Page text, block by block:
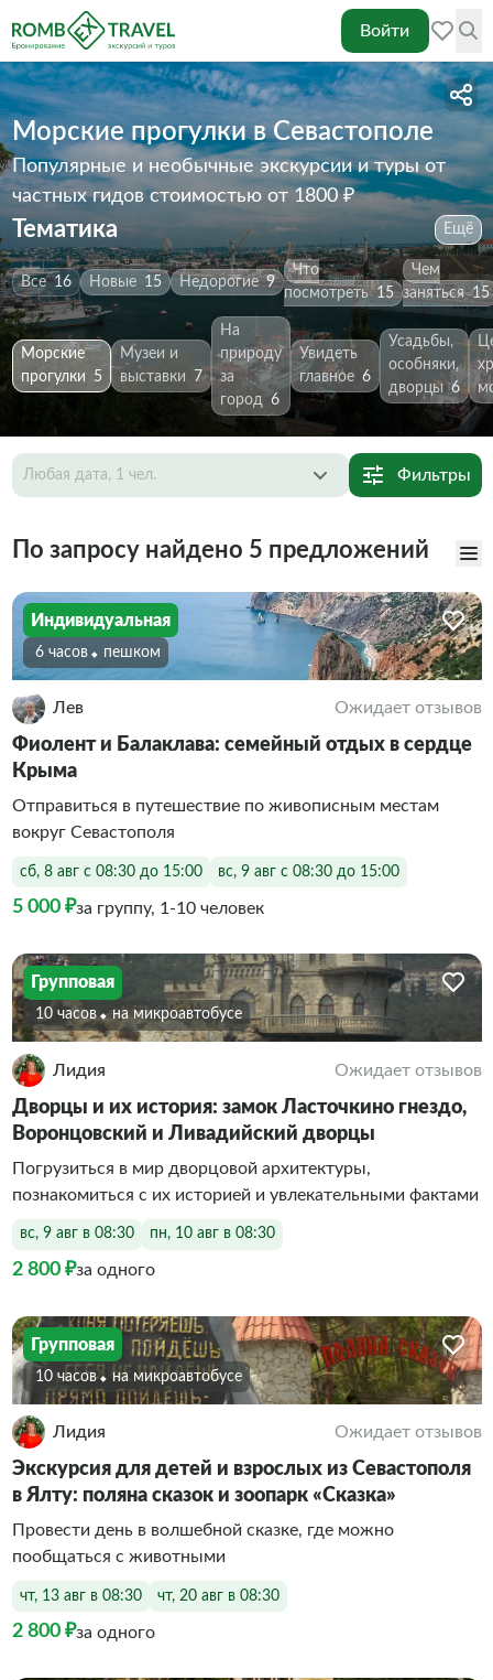
Войти
Морские прогулки в Севастополе
Популярные и необычные экскурсии и туры от
частных гидовстоимостью от 1800 ₽
Тематика Ещё
Все 16 Новые 15 Недорогие 9
Что
посмотреть 15
Чем
заняться 15
Морские
прогулки
5
Музеи и
выставки
7
На
природу
за
город
6
Увидеть
главное 6
Усадьбы,
особняки,
дворцы 6
Любая дата, 1 чел. Фильтры
По запросу найдено 5 предложений
Индивидуальная
6 часов Пешком
Лев Ожидает отзывов
Фиолент и Балаклава: семейный отдых в сердце
Крыма
Отправиться в путешествие по живописным местам
вокруг Севастополя
сб, 8 авг с 08:30 до 15:00 вс, 9 авг с 08:30 до 15:00
5 000 ₽за группу, 1-10 человек
Групповая
10 часов На микроавтобусе
Лидия Ожидает отзывов
Дворцы и их история: замок Ласточкино гнездо,
Воронцовский и Ливадийский дворцы
Погрузиться в мир дворцовой архитектуры,
познакомиться с их историей и увлекательными фактами
вс, 9 авг в 08:30 пн, 10 авг в 08:30
2 800 ₽за одного
Групповая
10 часов На микроавтобусе
Лидия Ожидает отзывов
Экскурсия для детей и взрослых из Севастополя
в Ялту: поляна сказок и зоопарк «Сказка»
Провести день в волшебной сказке, где можно
пообщаться с животными
чт, 13 авг в 08:30 чт, 20 авг в 08:30
2 800 ₽за одного